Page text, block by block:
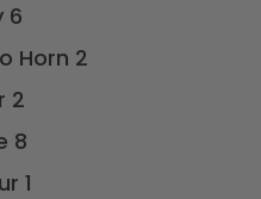
6
Horn 2
2
8
1